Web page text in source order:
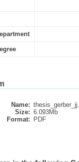
Name:
Size: 6.093Mb
Format:
PDF